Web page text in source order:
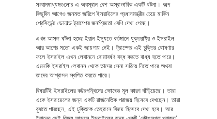
সংবাদমাধ্যমগুলোর এ অবস্থান বেশ অস্বাভাবিক একটি ঘটনা। অল্প
কিছুদিন আগেও জনমত জরিপে ইসরাইলের প্রধানমন্ত্রীর চেয়ে মার্কিন
প্রেসিডেন্ট ডোনাল্ড ট্রাম্পের জনপ্রিয়তা বেশি দেখা গেছে।
এখন আসল ঘটনা হচ্ছে ইরান ইস্যুতে বর্তমানে যুক্তরাষ্ট্র ও ইসরাইল
আর আগের মতো একই জায়গায় নেই। ট্রাম্পের এই চুক্তির ঘোষণার
ফলে ইসরাইল এখন লেবাননে বোমাবর্ষণ বন্ধ করতে বাধ্য হতে পারে।
এমনকি ইসরাইল লেবানন থেকে তাদের সেনা সরিয়ে নিতে পারে অথবা
তাদের আগ্রাসন স্থগিত করতে পারে।
বিষয়টিই ইসরাইলের কট্টরপন্থিদের ক্ষোভের মূল কারণ দাঁড়িয়েছে। তারা
একে ইসরায়েলের জন্য একটি রাজনৈতিক পরাজয় হিসেবে দেখছেন। তারা
বুঝতে পারছেন, এই চুক্তিকে তেহরানে বিজয় হিসেবে দেখা হবে। আর